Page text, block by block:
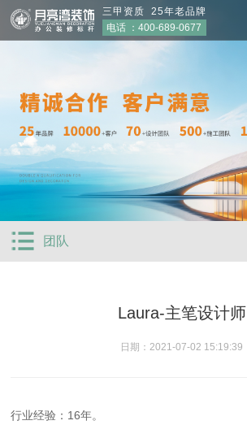
三甲资质 25年老品牌
电话 ：400-689-0677
团队
Laura-主笔设计师
日期：2021-07-02 15:19:39
行业经验：16年。